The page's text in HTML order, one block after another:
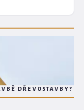
DŘEVOSTAVBY?